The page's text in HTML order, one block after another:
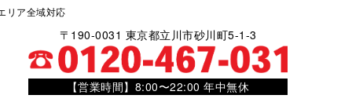
リア全域対応
〒190-0031 東京都立川市砂川町5-1-3
【営業時間】8:00〜22:00 年中無休